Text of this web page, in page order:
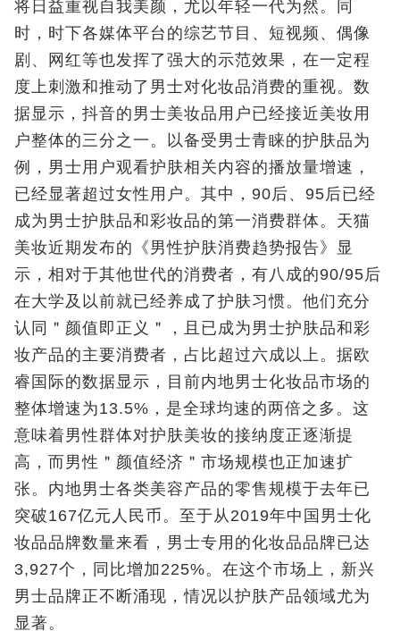
将日益重视自我美颜，尤以年轻一代为然。同
时，时下各媒体平台的综艺节目、短视频、偶像
剧、网红等也发挥了强大的示范效果，在一定程
度上刺激和推动了男士对化妆品消费的重视。数
据显示，抖音的男士美妆品用户已经接近美妆用
户整体的三分之一。以备受男士青睐的护肤品为
例，男士用户观看护肤相关内容的播放量增速，
已经显著超过女性用户。其中，90后、95后已经
成为男士护肤品和彩妆品的第一消费群体。天猫
美妆近期发布的《男性护肤消费趋势报告》显
示，相对于其他世代的消费者，有八成的90/95后
在大学及以前就已经养成了护肤习惯。他们充分
认同＂颜值即正义＂，且已成为男士护肤品和彩
妆产品的主要消费者，占比超过六成以上。据欧
睿国际的数据显示，目前内地男士化妆品市场的
整体增速为13.5%，是全球均速的两倍之多。这
意味着男性群体对护肤美妆的接纳度正逐渐提
高，而男性＂颜值经济＂市场规模也正加速扩
张。内地男士各类美容产品的零售规模于去年已
突破167亿元人民币。至于从2019年中国男士化
妆品品牌数量来看，男士专用的化妆品品牌已达
3,927个，同比增加225%。在这个市场上，新兴
男士品牌正不断涌现，情况以护肤产品领域尤为
显著。